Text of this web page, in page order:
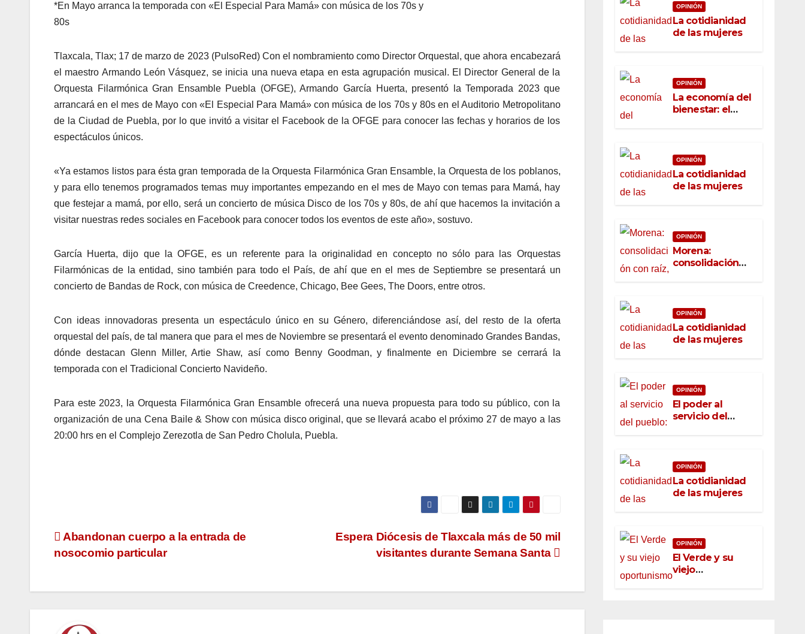
*En Mayo arranca la temporada con «El Especial Para Mamá» con música de los 70s y
80s
Tlaxcala, Tlax; 17 de marzo de 2023 (PulsoRed) Con el nombramiento como Director Orquestal, que ahora encabezará
el maestro Armando León Vásquez, se inicia una nueva etapa en esta agrupación musical. El Director General de la
Orquesta Filarmónica Gran Ensamble Puebla (OFGE), Armando García Huerta, presentó la Temporada 2023 que
arrancará en el mes de Mayo con «El Especial Para Mamá» con música de los 70s y 80s en el Auditorio Metropolitano
de la Ciudad de Puebla, por lo que invitó a visitar el Facebook de la OFGE para conocer las fechas y horarios de los
espectáculos únicos.
«Ya estamos listos para ésta gran temporada de la Orquesta Filarmónica Gran Ensamble, la Orquesta de los poblanos,
y para ello tenemos programados temas muy importantes empezando en el mes de Mayo con temas para Mamá, hay
que festejar a mamá, por ello, será un concierto de música Disco de los 70s y 80s, de ahí que hacemos la invitación a
visitar nuestras redes sociales en Facebook para conocer todos los eventos de este año», sostuvo.
García Huerta, dijo que la OFGE, es un referente para la originalidad en concepto no sólo para las Orquestas
Filarmónicas de la entidad, sino también para todo el País, de ahí que en el mes de Septiembre se presentará un
concierto de Bandas de Rock, con música de Creedence, Chicago, Bee Gees, The Doors, entre otros.
Con ideas innovadoras presenta un espectáculo único en su Género, diferenciándose así, del resto de la oferta
orquestal del país, de tal manera que para el mes de Noviembre se presentará el evento denominado Grandes Bandas,
dónde destacan Glenn Miller, Artie Shaw, así como Benny Goodman, y finalmente en Diciembre se cerrará la
temporada con el Tradicional Concierto Navideño.
Para este 2023, la Orquesta Filarmónica Gran Ensamble ofrecerá una nueva propuesta para todo su público, con la
organización de una Cena Baile & Show con música disco original, que se llevará acabo el próximo 27 de mayo a las
20:00 hrs en el Complejo Zerezotla de San Pedro Cholula, Puebla.
Navegación
entradas
Espera Diócesis de Tlaxcala más de 50 mil
visitantes durante Semana Santa
Abandonan cuerpo a la entrada de
nosocomio particular
OPINIÓN
La cotidianidad
de las mujeres
OPINIÓN
La economía del
bienestar: el
OPINIÓN
La cotidianidad
de las mujeres
OPINIÓN
Morena:
consolidación
OPINIÓN
La cotidianidad
de las mujeres
OPINIÓN
El poder al
servicio del
OPINIÓN
La cotidianidad
de las mujeres
OPINIÓN
El Verde y su
viejo